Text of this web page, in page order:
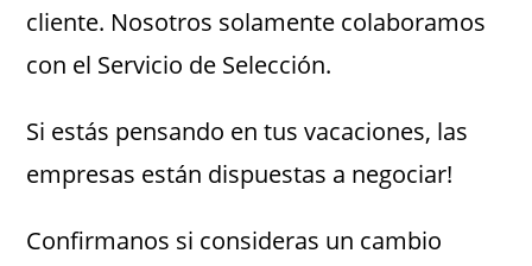
cliente. Nosotros solamente colaboramos
con el Servicio de Selección.
Si estás pensando en tus vacaciones, las
empresas están dispuestas a negociar!
Confirmanos si consideras un cambio